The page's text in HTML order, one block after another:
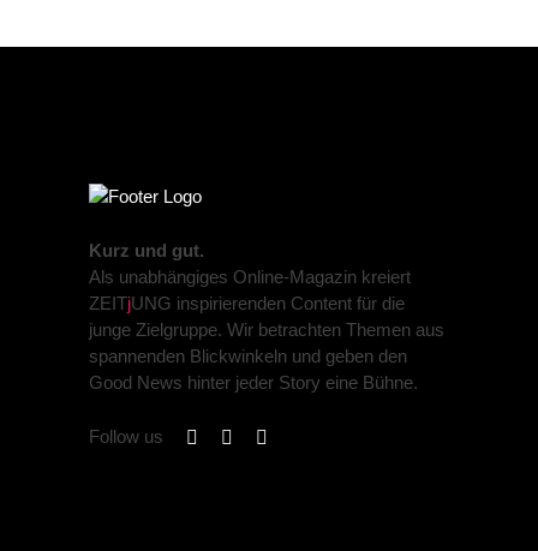
Kurz und gut.
Als unabhängiges Online-Magazin kreiert
ZEITjUNG inspirierenden Content für die
junge Zielgruppe. Wir betrachten Themen aus
spannenden Blickwinkeln und geben den
Good News hinter jeder Story eine Bühne.
Follow us